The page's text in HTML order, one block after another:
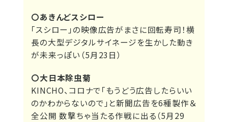
〇あきんどスシロー
「スシロー」の映像広告がまさに回転寿司！横
長の大型デジタルサイネージを生かした動き
が未来っぽい（5月23日）
〇大日本除虫菊
KINCHO、コロナで「もうどう広告したらいい
のかわからないので」と新聞広告を6種製作＆
全公開 数撃ちゃ当たる作戦に出る（5月29